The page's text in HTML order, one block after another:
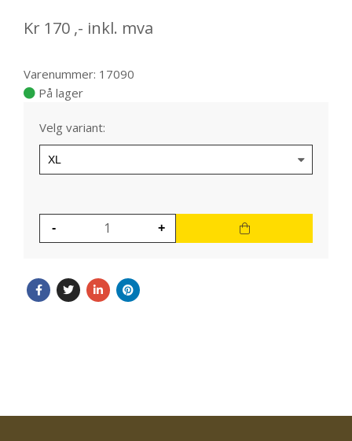
Kr 170 ,- inkl. mva
Varenummer: 17090
På lager
Velg variant: